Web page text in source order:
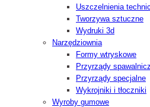
Uszczelnienia
Tworzywa sztuczne
Wydruki 3d
Narzędziownia
Formy wtryskowe
Przyrządy
Przyrządy specjalne
Wykrojniki i tłoczniki
Wyroby gumowe